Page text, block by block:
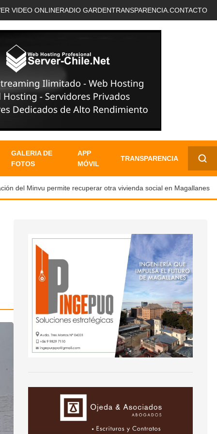
VIDEO ONLINERADIO GARDENTRANSPARENCIA. CONTACTO
GALERIA DE
FOTOS
APP
MÓVIL
TRANSPARENCIA
✕
del Minvu permite recuperar otra vivienda social en Magallanes